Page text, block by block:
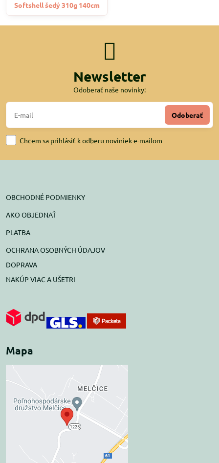
Softshell šedý 310g 140cm
Newsletter
Odoberať naše novinky:
Odoberať
Chcem sa prihlásiť k odberu noviniek e-mailom
OBCHODNÉ PODMIENKY
AKO OBJEDNAŤ
PLATBA
OCHRANA OSOBNÝCH ÚDAJOV
DOPRAVA
NAKÚP VIAC A UŠETRI
Mapa
Externý obsah je
blokovaný Voľbami
súkromia
Prajete si načítať externý obsah?
Povoliť tentokrát